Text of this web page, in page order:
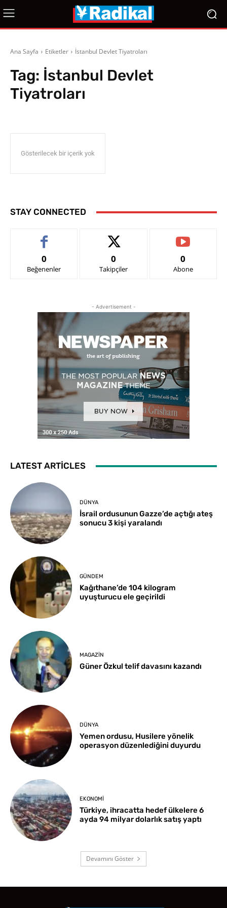
Ana Sayfa Etiketler İstanbul Devlet Tiyatroları
Tag: İstanbul Devlet
Tiyatroları
Gösterilecek bir içerik yok
STAY CONNECTED
0
Beğenenler
0
Takipçiler
0
Abone
- Advertisement -
LATEST ARTICLES
DÜNYA
İsrail ordusunun Gazze’de açtığı ateş
sonucu 3 kişi yaralandı
GÜNDEM
Kağıthane’de 104 kilogram
uyuşturucu ele geçirildi
MAGAZIN
Güner Özkul telif davasını kazandı
DÜNYA
Yemen ordusu, Husilere yönelik
operasyon düzenlediğini duyurdu
EKONOMI
Türkiye, ihracatta hedef ülkelere 6
ayda 94 milyar dolarlık satış yaptı
Devamını Göster